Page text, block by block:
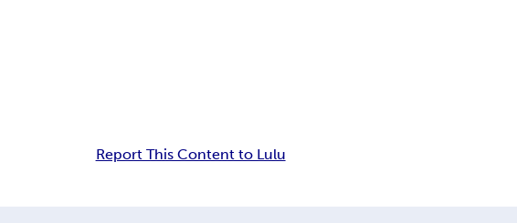
Report This Content to Lulu